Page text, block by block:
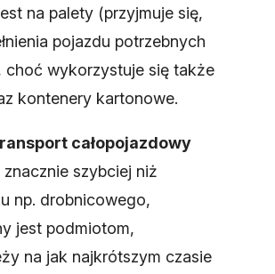
na palety (przyjmuje się,
pojazdu potrzebnych
choć wykorzystuje się także
kontenery kartonowe.
całopojazdowy
szybciej niż
np. drobnicowego,
jest podmiotom,
na jak najkrótszym czasie